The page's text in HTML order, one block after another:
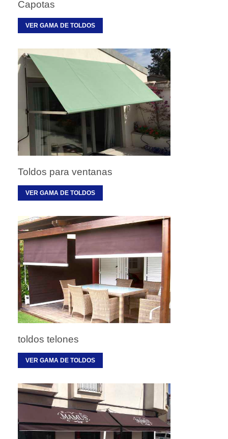
Capotas
VER GAMA DE TOLDOS
Toldos para ventanas
VER GAMA DE TOLDOS
toldos telones
VER GAMA DE TOLDOS